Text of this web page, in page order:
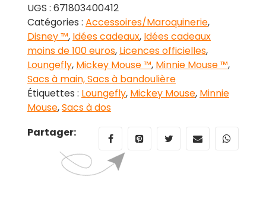
UGS : 671803400412
Catégories : Accessoires/Maroquinerie,
Disney ™, Idées cadeaux, Idées cadeaux
moins de 100 euros, Licences officielles,
Loungefly, Mickey Mouse ™, Minnie Mouse ™,
Sacs à main, Sacs à bandoulière
Étiquettes : Loungefly, Mickey Mouse, Minnie
Mouse,Sacs à dos
Partager: